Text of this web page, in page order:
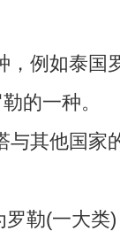
例如泰国
的一种。
其他国家
勒(一大类)